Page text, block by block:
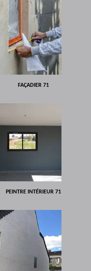
FAÇADIER 71
PEINTRE INTÉRIEUR 71